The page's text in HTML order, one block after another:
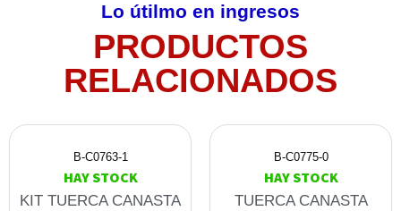
Lo útilmo en ingresos
PRODUCTOS
RELACIONADOS
B-C0763-1
HAY STOCK
KIT TUERCA CANASTA
B-C0775-0
HAY STOCK
TUERCA CANASTA